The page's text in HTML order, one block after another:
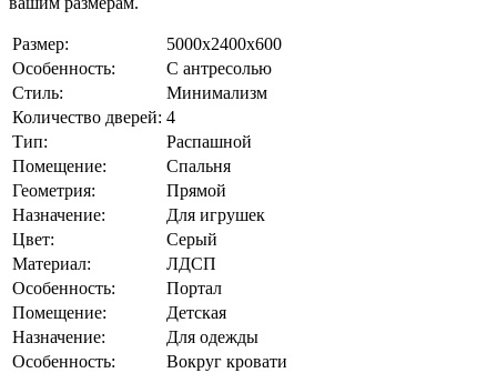
Размер:
5000х2400х600
Особенность:
С антресолью
Стиль:
Минимализм
Количество дверей: 4
Тип:
Распашной
Помещение:
Спальня
Геометрия:
Прямой
Назначение:
Для игрушек
Цвет:
Серый
Материал:
ЛДСП
Особенность:
Портал
Помещение:
Детская
Назначение:
Для одежды
Особенность:
Вокруг кровати